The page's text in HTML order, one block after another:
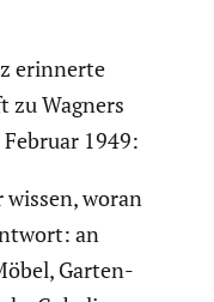
erinnerte
zu Wagners
1949:
woran
an
Garten­